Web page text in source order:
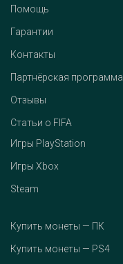
Помощь
Гарантии
Контакты
Партнёрская программа
Отзывы
Статьи о FIFA
Игры PlayStation
Игры Xbox
Steam
Купить монеты — ПК
Купить монеты — PS4